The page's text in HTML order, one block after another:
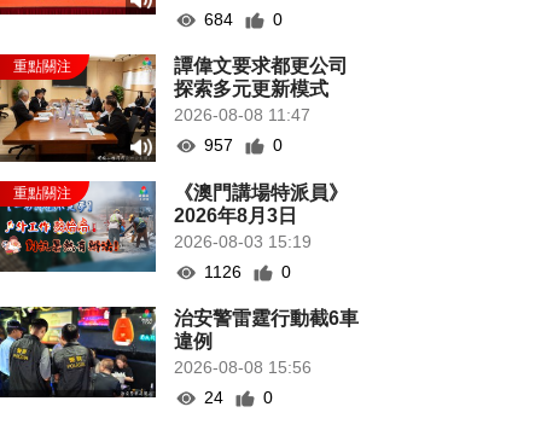
684
0
譚偉文要求都更公司
探索多元更新模式
2026-08-08 11:47
957
0
《澳門講場特派員》
2026年8月3日
2026-08-03 15:19
1126
0
治安警雷霆行動截6車
違例
2026-08-08 15:56
24
0